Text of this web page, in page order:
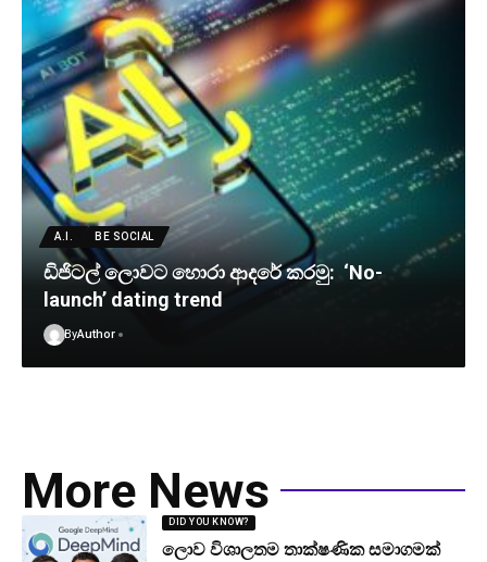
A.I. BE SOCIAL
ඩිජිටල් ලොවට හොරා ආදරේ කරමු: ‘No-
launch’ dating trend
ByAuthor
More News
DID YOU KNOW?
ලොව විශාලතම තාක්ෂණික සමාගමක්